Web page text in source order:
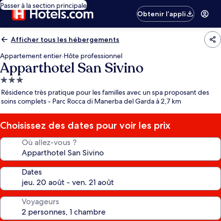
Passer à la section principale
Obtenir l’appli
Afficher tous les hébergements
Appartement entier·Hôte professionnel
Apparthotel San Sivino
Hébergement
3.0 étoiles
Résidence très pratique pour les familles avec un spa proposant des
soins complets - Parc Rocca di Manerba del Garda à 2,7 km
Choisissez des dates pour voir les prix
Où allez-vous ?
Dates
Voyageurs